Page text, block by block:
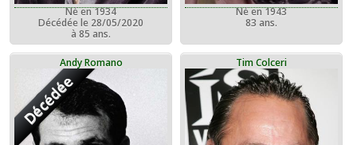
Né en 1934
Décédée le 28/05/2020
à 85 ans.
Né en 1943
83 ans.
Andy Romano
Décédée
Tim Colceri